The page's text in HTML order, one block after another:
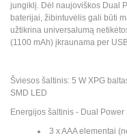
jungiklį. Dėl naujoviškos Dual
baterijai, žibintuvėlis gali būti
užtikrina universalumą
(1100 mAh) įkraunama per
Šviesos šaltinis: 5 W XPG
SMD LED
Energijos šaltinis - Dual Power
3 x AAA elementai